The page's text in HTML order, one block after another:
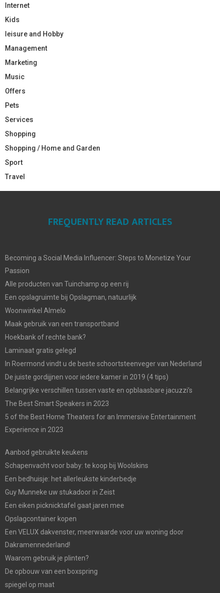
Internet
Kids
leisure and Hobby
Management
Marketing
Music
Offers
Pets
Services
Shopping
Shopping / Home and Garden
Sport
Travel
FREQUENTLY READ ARTICLES
Becoming a Social Media Influencer: Steps to Monetize Your
Passion
Alle producten van Tuinchamp op een rij
Een opslagruimte bij Opslagman, natuurlijk
Woonwinkel Almelo
Maak gebruik van een transportband
Hoekbank of rechte bank?
Laminaat gratis gelegd
In Roermond vindt u de beste schoortsteenveger van Nederland
De juiste gordijjnen voor iedere kamer in 2019 (4 tips)
Belangrijke verschillen tussen vaste en opblaasbare jacuzzi’s
The Best Smart Speakers in 2023
5 of the Best Home Theaters for an Immersive Entertainment
Experience in 2023
Aanbod gebruikte keukens
Schapenvacht voor baby: te koop bij Woolskins
Een bedhuisje: het allerleukste kinderbedje
Guy Munneke uw stukadoor in Zeist
Een eiken picknicktafel gaat jaren mee
Opslagcontainer kopen
Een VELUX dakvenster, meerwaarde voor uw woning door
Dakramennederland!
Waarom gebruik je plinten?
De opbouw van een boxspring
spiegel op maat